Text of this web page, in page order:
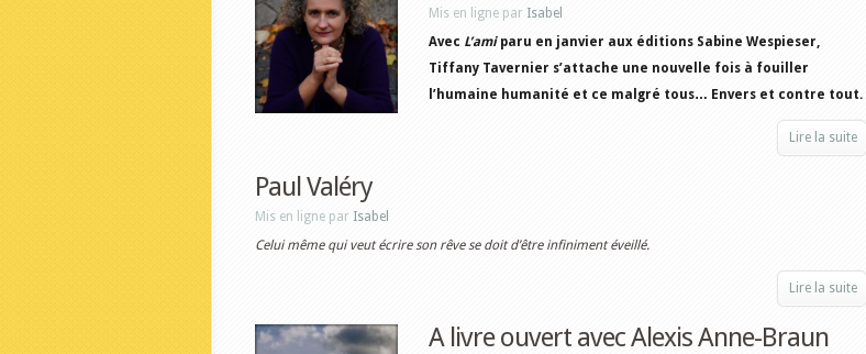
Mis en ligne par Isabel
Avec L’amiparu en janvier aux éditions Sabine Wespieser,
Tiffany Tavernier s’attache une nouvelle fois à fouiller
l’humaine humanité et ce malgré tous… Envers et contre tout.
Lire la suite
Paul Valéry
Mis en ligne par Isabel
Celui même qui veut écrire son rêve se doit d’être infiniment éveillé.
Lire la suite
A livre ouvert avec Alexis Anne-Braun